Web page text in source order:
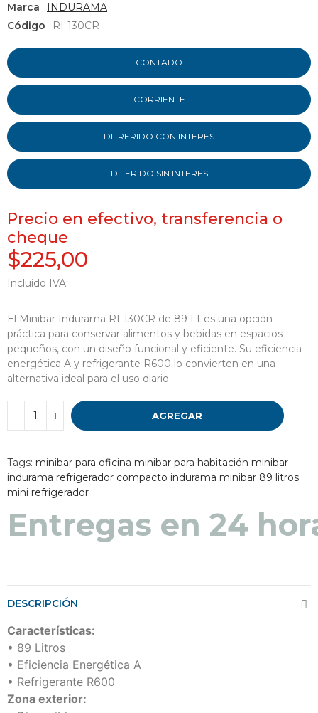
Marca
INDURAMA
Código
RI-130CR
CONTADO
CORRIENTE
DIFRERIDO CON INTERES
DIFERIDO SIN INTERES
Precio en efectivo, transferencia o
cheque
$225,00
Incluido IVA
El Minibar Indurama RI-130CR de 89 Lt es una opción
práctica para conservar alimentos y bebidas en espacios
pequeños, con un diseño funcional y eficiente. Su eficiencia
energética A y refrigerante R600 lo convierten en una
alternativa ideal para el uso diario.
AGREGAR
Tags: minibar para oficina minibar para habitación minibar
indurama refrigerador compacto indurama minibar 89 litros
mini refrigerador
Entregas en 24
DESCRIPCIÓN
Características:
• 89 Litros
• Eficiencia Energética A
• Refrigerante R600
Zona exterior: